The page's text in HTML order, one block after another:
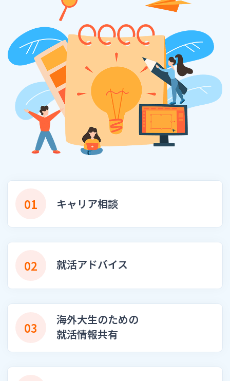
01 キャリア相談
02 就活アドバイス
03
海外大生のための
就活情報共有